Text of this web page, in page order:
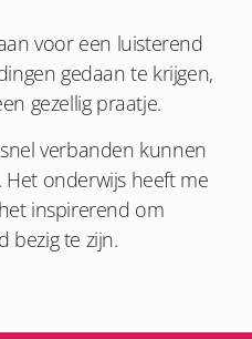
voor een luisterend
gedaan te krijgen,
gezellig praatje.
verbanden kunnen
Het onderwijs heeft me
inspirerend om
bezig te zijn.